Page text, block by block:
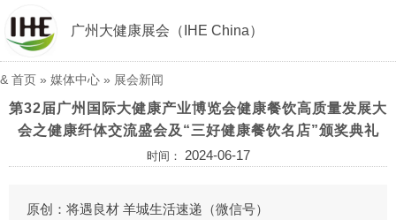
广州大健康展会（IHE China）
& 首页 » 媒体中心 » 展会新闻
第32届广州国际大健康产业博览会健康餐饮高质量发展大
会之健康纤体交流盛会及“三好健康餐饮名店”颁奖典礼
时间： 2024-06-17
原创： 将遇良材 羊城生活速递 （微信号）